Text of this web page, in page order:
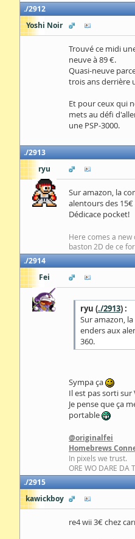
2912
Yoshi Noir
Trouvé ce midi
neuve à 89 €.
Quasi-neuve
trois ans derrière
Et pour ceux qui
mets au défi
une PSP-3000.
2913
ryu
Sur amazon, la
alentours des 15€
Dédicace pocket!
Here comes a new
baston 2D de ce
2914
Fei
ryu (./2913) :
Sur amazon,
enders aux
360.
Sympa ça
Il est pas sorti sur
Je pense que ça
portable
@originalfei
Homebrews
In pixels we trust.
ORE WO DARE DA
2915
kawickboy
re4 wii 3€ chez